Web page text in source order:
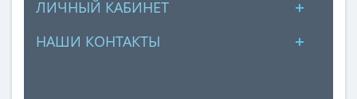
ЛИЧНЫЙ КАБИНЕТ
НАШИ КОНТАКТЫ